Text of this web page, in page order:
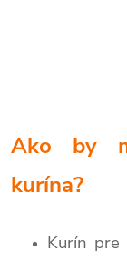
Ako by
kurína?
Kurín pre